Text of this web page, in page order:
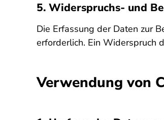
5. Widerspruchs- und
Die Erfassung der Daten zur
erforderlich. Ein Widerspruch
Verwendung von